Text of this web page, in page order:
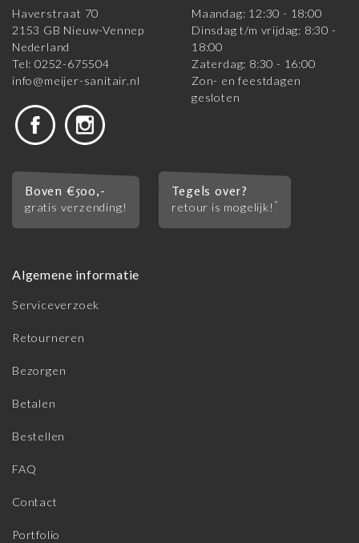
Haverstraat 70
2153 GB Nieuw-Vennep
Nederland
Tel: 0252-675504
info@meijer-sanitair.nl
Maandag: 12:30 - 18:00
Dinsdag t/m vrijdag: 8:30 -
18:00
Zaterdag: 8:30 - 16:00
Zon- en feestdagen
gesloten
Boven €500,-
gratis verzending!
Tegels over?
retour is mogelijk! *
Algemene informatie
Serviceverzoek
Retourneren
Bezorgen
Betalen
Bestellen
FAQ
Contact
Portfolio